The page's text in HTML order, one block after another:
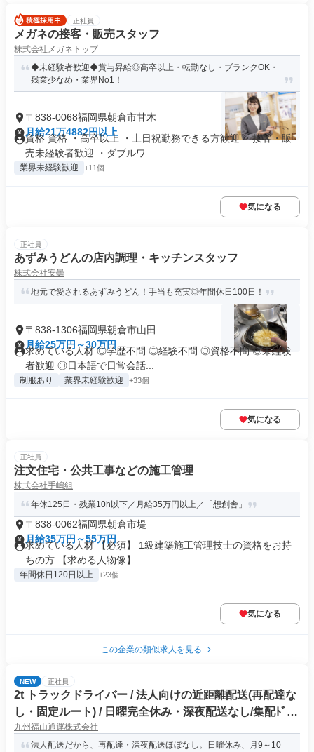
正社員
メガネの接客・販売スタッフ
株式会社メガネトップ
◆未経験者歓迎◆賞与昇給◎高卒以上・転勤なし・ブランクOK・
残業少なめ・業界No1！
〒838-0068福岡県朝倉市甘木
月給21万4882円以上
資格 資格 ・高卒以上 ・土日祝勤務できる方歓迎 ・接客・販
売未経験者歓迎 ・ダブルワ...
業界未経験歓迎 +11個
気になる
正社員
あずみうどんの店内調理・キッチンスタッフ
株式会社安曇
地元で愛されるあずみうどん！手当も充実◎年間休日100日！
〒838-1306福岡県朝倉市山田
月給25万円～30万円
求めている人材 ◎学歴不問 ◎経験不問 ◎資格不問 ◎未経験
者歓迎 ◎日本語で日常会話...
制服あり 業界未経験歓迎 +33個
気になる
正社員
注文住宅・公共工事などの施工管理
株式会社手嶋組
年休125日・残業10h以下／月給35万円以上／「想創舎」
〒838-0062福岡県朝倉市堤
月給35万円～55万円
求めている人材 【必須】 1級建築施工管理技士の資格をお持
ちの方 【求める人物像】 ...
年間休日120日以上 +23個
気になる
この企業の類似求人を見る
NEW 正社員
2t トラックドライバー / 法人向けの近距離配送(再配達な
し・固定ルート) / 日曜完全休み・深夜配送なし/集配ﾄﾞﾗｲ
ﾊﾞｰ2t(正社員)
九州福山通運株式会社
法人配送だから、再配達・深夜配送ほぼなし。日曜休み、月9～10